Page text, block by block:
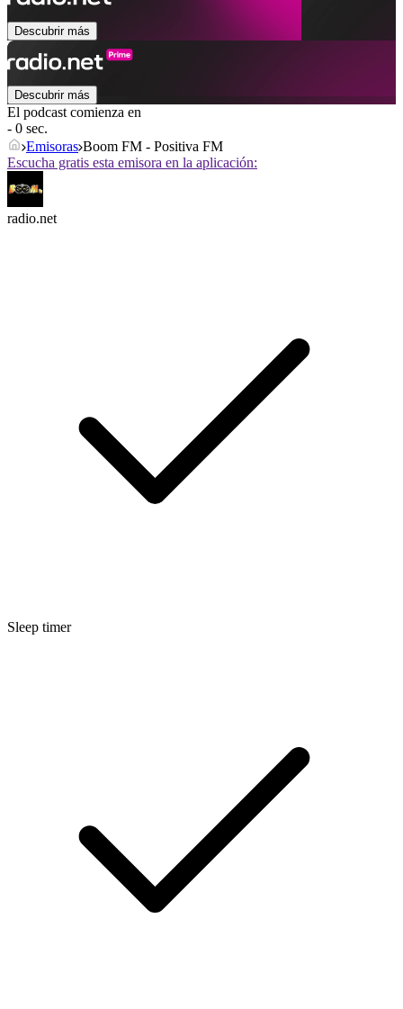
Descubrir más
Descubrir más
El podcast comienza en
- 0 sec.
Emisoras Boom FM - Positiva FM
Escucha gratis esta emisora en la aplicación:
radio.net
Sleep timer